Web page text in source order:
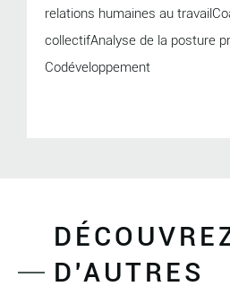
relations humaines au
collectifAnalyse de la posture
Codéveloppement
D'AUTRES